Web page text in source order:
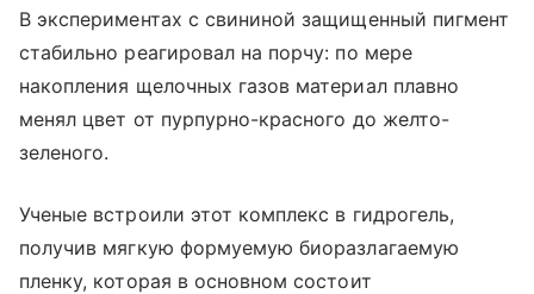
В экспериментах с свининой защищенный пигмент
стабильно реагировал на порчу: по мере
накопления щелочных газов материал плавно
менял цвет от пурпурно-красного до желто-
зеленого.
Ученые встроили этот комплекс в гидрогель,
получив мягкую формуемую биоразлагаемую
пленку, которая в основном состоит